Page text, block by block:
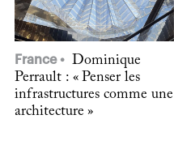
France
Dominique
Perrault : « Penser les
infrastructures comme une
architecture »